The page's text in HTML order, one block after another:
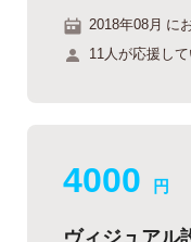
2018年08月 に
11人が応援して
4000 円
ヴィジュアル